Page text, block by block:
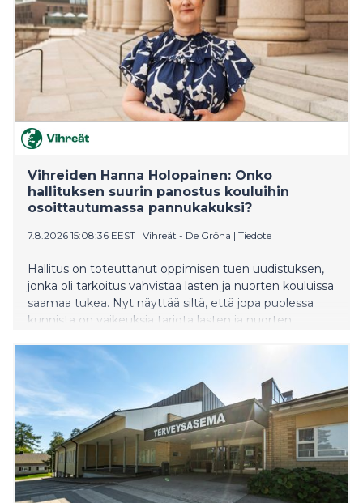
Vihreiden Hanna Holopainen: Onko
hallituksen suurin panostus kouluihin
osoittautumassa pannukakuksi?
7.8.2026 15:08:36 EEST | Vihreät - De Gröna | Tiedote
Hallitus on toteuttanut oppimisen tuen uudistuksen,
jonka oli tarkoitus vahvistaa lasten ja nuorten kouluissa
saamaa tukea. Nyt näyttää siltä, että jopa puolessa
kunnista on vaikeuksia tarjota lasten ja nuorten
lakkautetaan erityisluokkia. Vihreiden kansanedustaja
toimenpiteisiin.